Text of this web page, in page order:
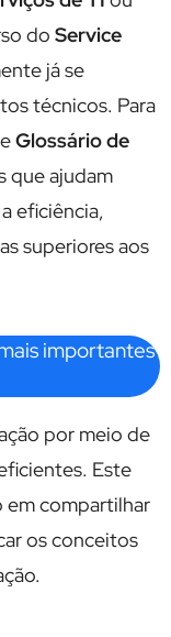
do Service
já se
técnicos. Para
Glossário de
que ajudam
eficiência,
superiores aos
importantes
por meio de
Este
em compartilhar
os conceitos